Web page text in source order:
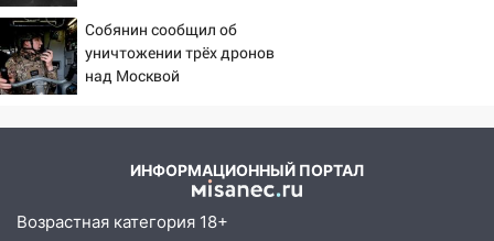
13:22
Упавшие деревья перекрыли
дороги в Ульяновске: фото
13:17
Непогода в Ульяновске не
Трижды «брал в долг» без спроса:
житель Вешкаймского района похитил у
знакомого 191 тысячу рублей
Собянин сообщил об
уничтожении трёх дронов
над Москвой
ИНФОРМАЦИОННЫЙ ПОРТАЛ
Возрастная категория 18+